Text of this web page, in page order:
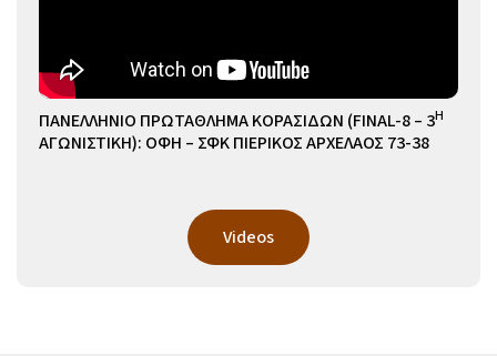
ΠΑΝΕΛΛΗΝΙΟ ΠΡΩΤΑΘΛΗΜΑ ΚΟΡΑΣΙΔΩΝ (FINAL-8 – 3Η
ΑΓΩΝΙΣΤΙΚΗ): ΟΦΗ – ΣΦΚ ΠΙΕΡΙΚΟΣ ΑΡΧΕΛΑΟΣ 73-38
Videos